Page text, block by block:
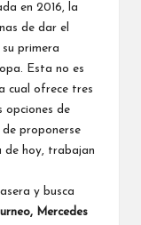
en 2016, la
de dar el
primera
Esta no es
cual ofrece tres
opciones de
proponerse
de hoy, trabajan
y busca
Mercedes